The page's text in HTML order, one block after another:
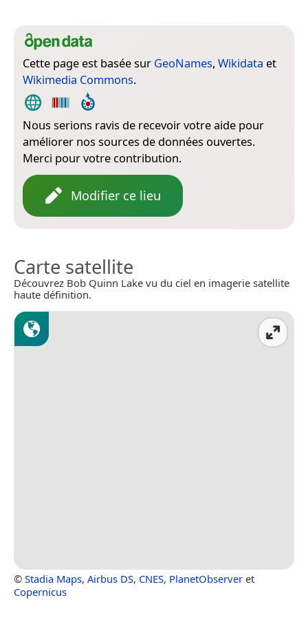
Cette page est basée sur GeoNames, Wikidata et
Wikimedia Commons.
Nous serions ravis de recevoir votre aide pour
améliorer nos sources de données ouvertes.
Merci pour votre contribution.
Modifier ce lieu
Carte satellite
Découvrez Bob Quinn Lake vu du ciel en imagerie satellite
haute définition.
© Stadia Maps, Airbus DS, CNES, PlanetObserver et
Copernicus